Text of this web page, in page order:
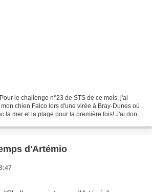
le challenge n°23 de STS de ce mois, j'ai
chien Falco lors d'une virée à Bray-Dunes où
la mer et la plage pour la première fois! J'ai donc
d'Artémio